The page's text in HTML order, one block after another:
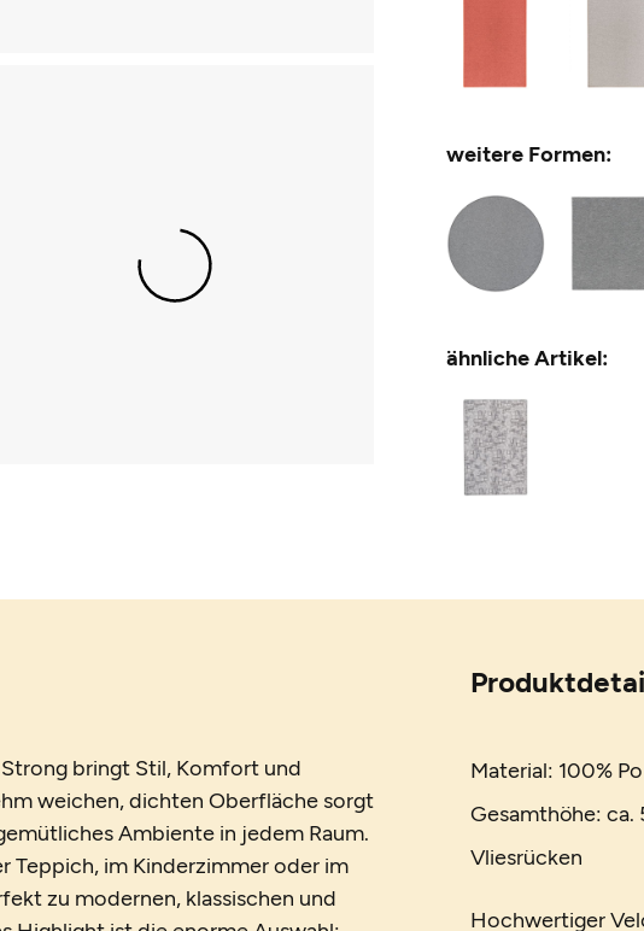
weitere Formen:
ähnliche Artikel:
bringt Stil, Komfort und
weichen, dichten Oberfläche sorgt
Ambiente in jedem Raum.
Teppich, im Kinderzimmer oder im
zu modernen, klassischen und
Material: 100%
Gesamthöhe: ca.
Vliesrücken
Hochwertiger